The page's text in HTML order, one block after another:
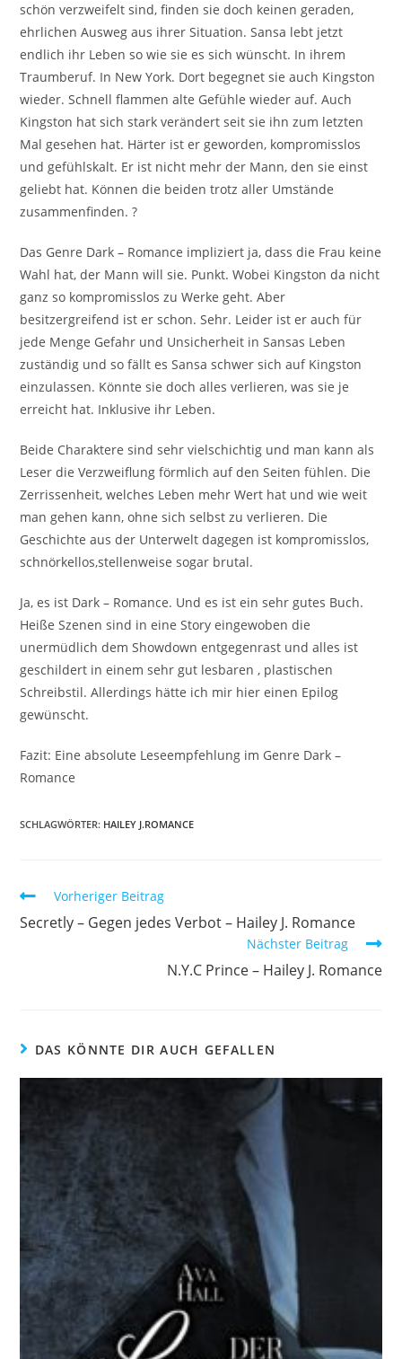
schön verzweifelt sind, finden sie doch keinen geraden,
ehrlichen Ausweg aus ihrer Situation. Sansa lebt jetzt
endlich ihr Leben so wie sie es sich wünscht. In ihrem
Traumberuf. In New York. Dort begegnet sie auch Kingston
wieder. Schnell flammen alte Gefühle wieder auf. Auch
Kingston hat sich stark verändert seit sie ihn zum letzten
Mal gesehen hat. Härter ist er geworden, kompromisslos
und gefühlskalt. Er ist nicht mehr der Mann, den sie einst
geliebt hat. Können die beiden trotz aller Umstände
zusammenfinden. ?
Das Genre Dark – Romance impliziert ja, dass die Frau keine
Wahl hat, der Mann will sie. Punkt. Wobei Kingston da nicht
ganz so kompromisslos zu Werke geht. Aber
besitzergreifend ist er schon. Sehr. Leider ist er auch für
jede Menge Gefahr und Unsicherheit in Sansas Leben
zuständig und so fällt es Sansa schwer sich auf Kingston
einzulassen. Könnte sie doch alles verlieren, was sie je
erreicht hat. Inklusive ihr Leben.
Beide Charaktere sind sehr vielschichtig und man kann als
Leser die Verzweiflung förmlich auf den Seiten fühlen. Die
Zerrissenheit, welches Leben mehr Wert hat und wie weit
man gehen kann, ohne sich selbst zu verlieren. Die
Geschichte aus der Unterwelt dagegen ist kompromisslos,
schnörkellos,stellenweise sogar brutal.
Ja, es ist Dark – Romance. Und es ist ein sehr gutes Buch.
Heiße Szenen sind in eine Story eingewoben die
unermüdlich dem Showdown entgegenrast und alles ist
geschildert in einem sehr gut lesbaren , plastischen
Schreibstil. Allerdings hätte ich mir hier einen Epilog
gewünscht.
Fazit: Eine absolute Leseempfehlung im Genre Dark –
Romance
SCHLAGWÖRTER: HAILEY J.ROMANCE
Vorheriger Beitrag
Secretly – Gegen jedes Verbot – Hailey J. Romance
Nächster Beitrag
N.Y.C Prince – Hailey J. Romance
DAS KÖNNTE DIR AUCH GEFALLEN